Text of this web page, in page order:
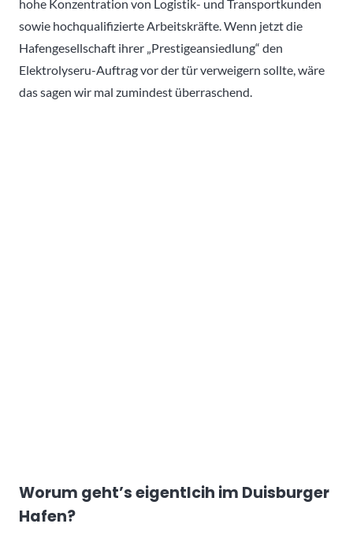
hohe Konzentration von Logistik- und Transportkunden
sowie hochqualifizierte Arbeitskräfte. Wenn jetzt die
Hafengesellschaft ihrer „Prestigeansiedlung“ den
Elektrolyseru-Auftrag vor der tür verweigern sollte, wäre
das sagen wir mal zumindest überraschend.
Worum geht’s eigentlcih im Duisburger
Hafen?